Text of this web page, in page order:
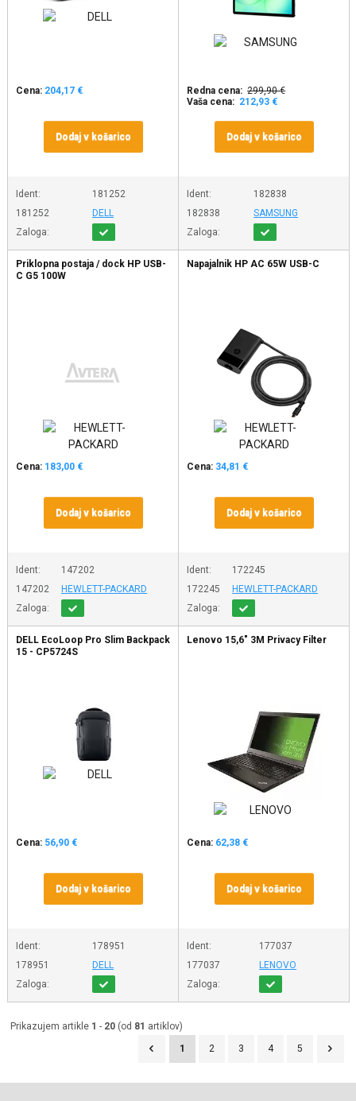
Cena: 204,17 €
Dodaj v košarico
Ident:
181252
181252
DELL
Zaloga:
Redna cena: 299,90 €
Vaša cena: 212,93 €
Dodaj v košarico
Ident:
182838
182838
SAMSUNG
Zaloga:
Priklopna postaja / dock HP USB-
C G5 100W
Cena: 183,00 €
Dodaj v košarico
Ident:
147202
147202
HEWLETT-PACKARD
Zaloga:
Napajalnik HP AC 65W USB-C
Cena: 34,81 €
Dodaj v košarico
Ident:
172245
172245
HEWLETT-PACKARD
Zaloga:
DELL EcoLoop Pro Slim Backpack
15 - CP5724S
Cena: 56,90 €
Dodaj v košarico
Ident:
178951
178951
DELL
Zaloga:
Lenovo 15,6" 3M Privacy Filter
Cena: 62,38 €
Dodaj v košarico
Ident:
177037
177037
LENOVO
Zaloga:
Prikazujem artikle 1 - 20 (od 81 artiklov)
1
2 3 4 5